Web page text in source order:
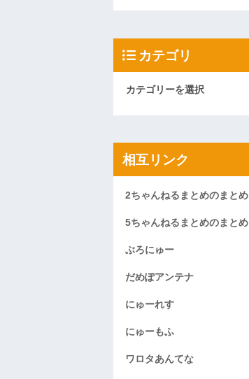
カテゴリ
相互リンク
2ちゃんねるまとめのまとめ
5ちゃんねるまとめのまとめ
ぶろにゅー
だめぽアンテナ
にゅーれす
にゅーもふ
ワロタあんてな